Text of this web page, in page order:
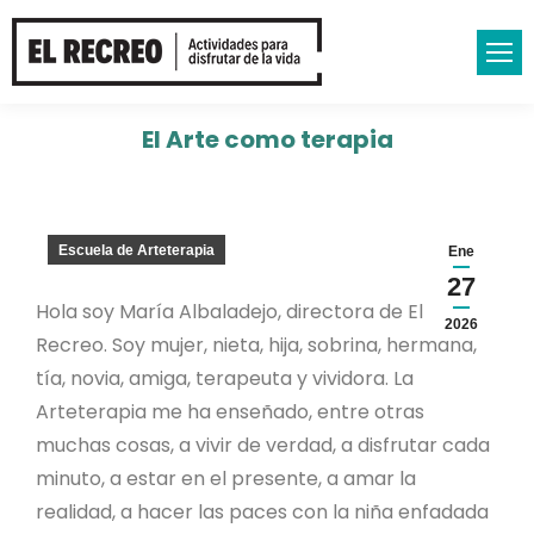
El Arte como terapia
Ene
27
2026
Escuela de Arteterapia
Hola soy María Albaladejo, directora de El
Recreo. Soy mujer, nieta, hija, sobrina, hermana,
tía, novia, amiga, terapeuta y vividora. La
Arteterapia me ha enseñado, entre otras
muchas cosas, a vivir de verdad, a disfrutar cada
minuto, a estar en el presente, a amar la
realidad, a hacer las paces con la niña enfadada